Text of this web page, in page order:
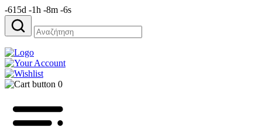
-615d -1h -8m -6s
Αναζήτηση
για:
0